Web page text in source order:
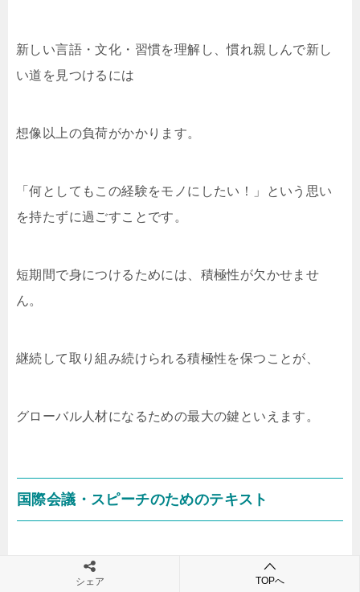
新しい言語・文化・習慣を理解し、慣れ親しんで新し
い道を見つけるには
想像以上の負荷がかかります。
「何としてもこの経験をモノにしたい！」という思い
を持たずに過ごすことです。
短期間で身につけるためには、積極性が欠かせませ
ん。
継続して取り組み続けられる積極性を保つことが、
グローバル人材になるための最大の鍵といえます。
国際会議・スピーチのためのテキスト
●著者：篠田義明のテキスト
シェア TOPへ